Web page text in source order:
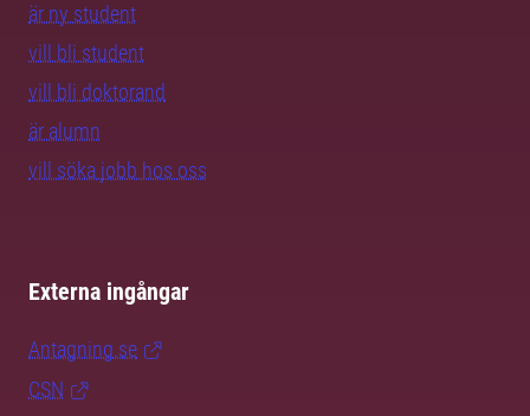
är ny student
vill bli student
vill bli doktorand
är alumn
vill söka jobb hos oss
Externa ingångar
Antagning.se
CSN